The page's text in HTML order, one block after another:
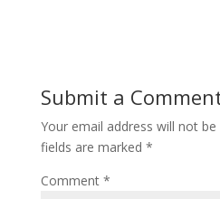
Submit a
Your email address will not be
fields are marked *
Comment *